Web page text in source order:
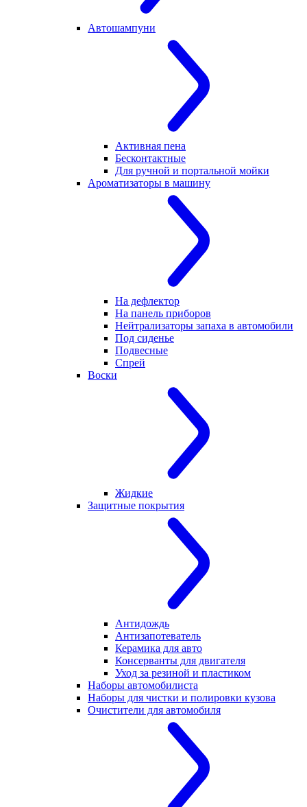
Автошампуни
Активная пена
Бесконтактные
Для ручной и портальной мойки
Ароматизаторы в машину
На дефлектор
На панель приборов
Нейтрализаторы запаха в автомобили
Под сиденье
Подвесные
Спрей
Воски
Жидкие
Защитные покрытия
Антидождь
Антизапотеватель
Керамика для авто
Консерванты для двигателя
Уход за резиной и пластиком
Наборы автомобилиста
Наборы для чистки и полировки кузова
Очистители для автомобиля